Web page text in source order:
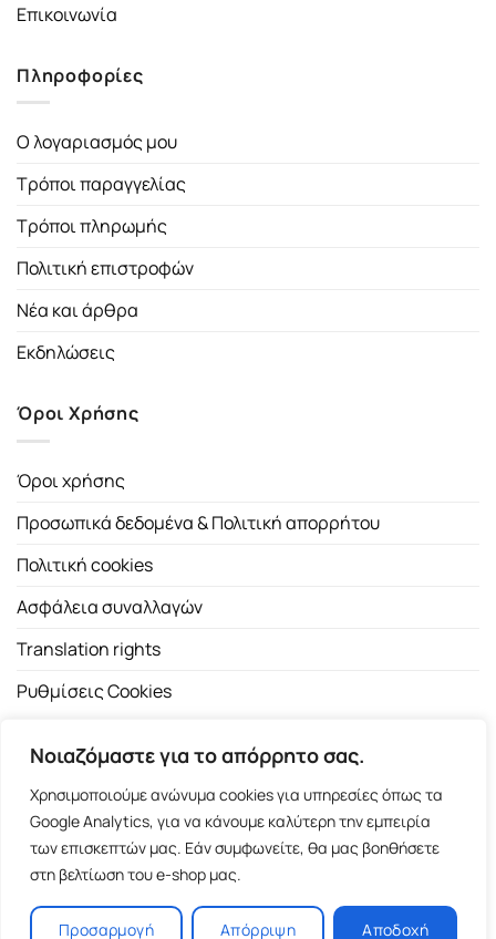
Νοιαζόμαστε για το απόρρητο σας.
Χρησιμοποιούμε ανώνυμα cookies για υπηρεσίες όπως τα
Google Analytics, για να κάνουμε καλύτερη την εμπειρία
των επισκεπτών μας. Εάν συμφωνείτε, θα μας βοηθήσετε
στη βελτίωση του e-shop μας.
Προσαρμογή Απόρριψη Αποδοχή
Επικοινωνία
Πληροφορίες
Ο λογαριασμός μου
Τρόποι παραγγελίας
Τρόποι πληρωμής
Πολιτική επιστροφών
Νέα και άρθρα
Εκδηλώσεις
Όροι Χρήσης
Όροι χρήσης
Προσωπικά δεδομένα & Πολιτική απορρήτου
Πολιτική cookies
Ασφάλεια συναλλαγών
Translation rights
Ρυθμίσεις Cookies
Copyright 2026 ©Εκδοτικός Οίκος Α.Α. Λιβάνη| All rights
reserved.
Σόλωνος 98, 10680 Αθήνα | Τ:2103661200- F: 2103617791